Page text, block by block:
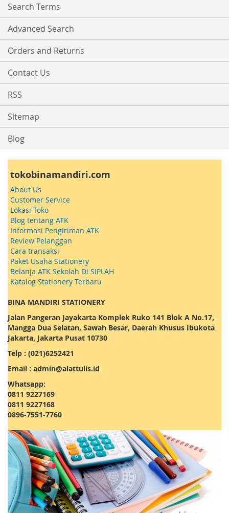
Search Terms
Advanced Search
Orders and Returns
Contact Us
RSS
Sitemap
Blog
tokobinamandiri.com
About Us
Customer Service
Lokasi Toko
Blog tentang ATK
Informasi Pengiriman ATK
Review Pelanggan
Cara transaksi
Paket Usaha Stationery
Belanja ATK Sekolah Di SIPLAH
Katalog Stationery Terbaru
BINA MANDIRI STATIONERY
Jalan Pangeran Jayakarta Komplek Ruko 141 Blok A No.17,
Mangga Dua Selatan, Sawah Besar, Daerah Khusus Ibukota
Jakarta, Jakarta Pusat 10730
Telp : (021)6252421
Email : admin@alattulis.id
Whatsapp:
0811 9227169
0811 9227168
0896-7551-7760